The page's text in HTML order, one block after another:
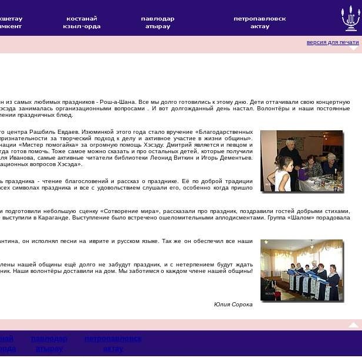
версия для печати
из самых любимых праздников - Рош-а-Шана. Все мы долго готовились к этому дню. Дети оттачивали свою концертную
занималась организационными вопросами . И вот долгожданный день настал. Волонтёры и наши постоянные
праздничных блюд.
центра Рашбиль Евдаев. Изюминкой этого года стало вручение «Благодарственных
за творческий подход к делу и активное участие в жизни общины».
«Мистер помогайка» за огромную помощь Хэсэду. Дмитрий является и певцом и
готов помочь. Тоже самое можно сказать и про остальных детей, которые получили
самые активные читатели библиотеки Леонид Виткин и Игорь Дементьев.
вопросов Хэсэда».
праздника - чтение благословений и рассказ о празднике. Её по доброй традиции
символах праздника и все с удовольствием слушали его, особенно когда пришло
небольшую сценку «Сотворение мира», рассказали про праздник, поздравили гостей добрыми стихами,
в Караганде. Выступление было встречено ошеломительными аплодисментами. Группа «Шалом» порадовала
он исполнял песни на иврите и русском языке. Так же он обеспечил все наши
нашей общины ещё долго не забудут праздник, и с нетерпением будут ждать
Наши волонтёры доставили на дом. Мы заботимся о каждом члене нашей общины!
Юлия Сорока
павлодар
петропавловск
атырау актау